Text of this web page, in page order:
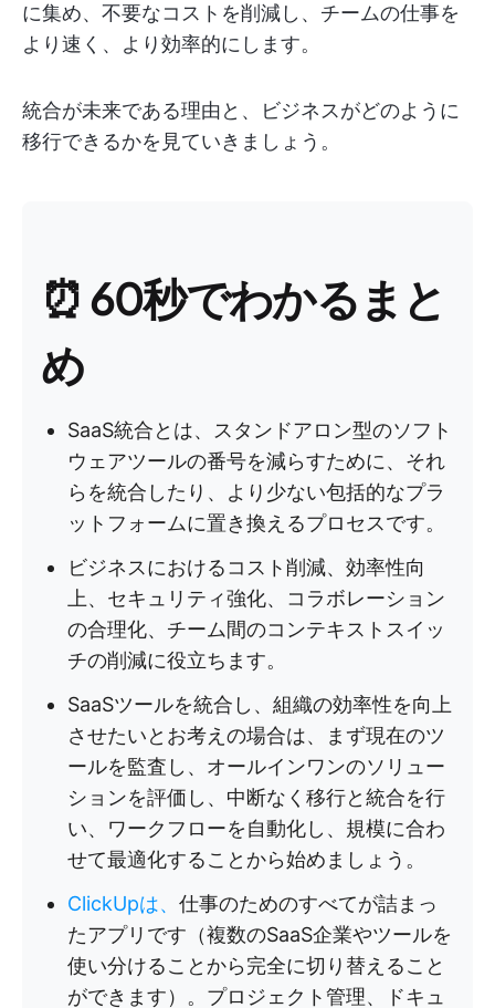
に集め、不要なコストを削減し、チームの仕事を
より速く、より効率的にします。
統合が未来である理由と、ビジネスがどのように
移行できるかを見ていきましょう。
⏰ 60秒でわかるまと
め
SaaS統合とは、スタンドアロン型のソフト
ウェアツールの番号を減らすために、それ
らを統合したり、より少ない包括的なプラ
ットフォームに置き換えるプロセスです。
ビジネスにおけるコスト削減、効率性向
上、セキュリティ強化、コラボレーション
の合理化、チーム間のコンテキストスイッ
チの削減に役立ちます。
SaaSツールを統合し、組織の効率性を向上
させたいとお考えの場合は、まず現在のツ
ールを監査し、オールインワンのソリュー
ションを評価し、中断なく移行と統合を行
い、ワークフローを自動化し、規模に合わ
せて最適化することから始めましょう。
ClickUpは、 仕事のためのすべてが詰まっ
たアプリです（複数のSaaS企業やツールを
使い分けることから完全に切り替えること
ができます）。プロジェクト管理、ドキュ